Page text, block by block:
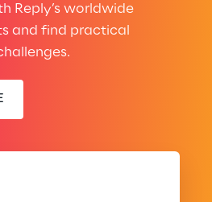
Reply’s worldwide
and find practical